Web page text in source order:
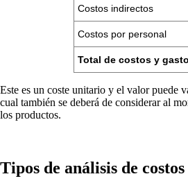
Costos indirectos
Costos por personal
Total de costos y
Este es un coste unitario y el valor puede
cual también se deberá de considerar al
los productos.
Tipos de análisis de costos